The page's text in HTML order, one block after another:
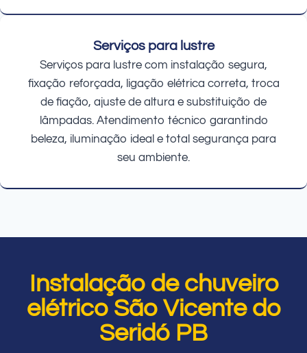
Serviços para lustre
Serviços para lustre com instalação segura,
fixação reforçada, ligação elétrica correta, troca
de fiação, ajuste de altura e substituição de
lâmpadas. Atendimento técnico garantindo
beleza, iluminação ideal e total segurança para
seu ambiente.
Instalação de chuveiro
elétrico São Vicente do
Seridó PB